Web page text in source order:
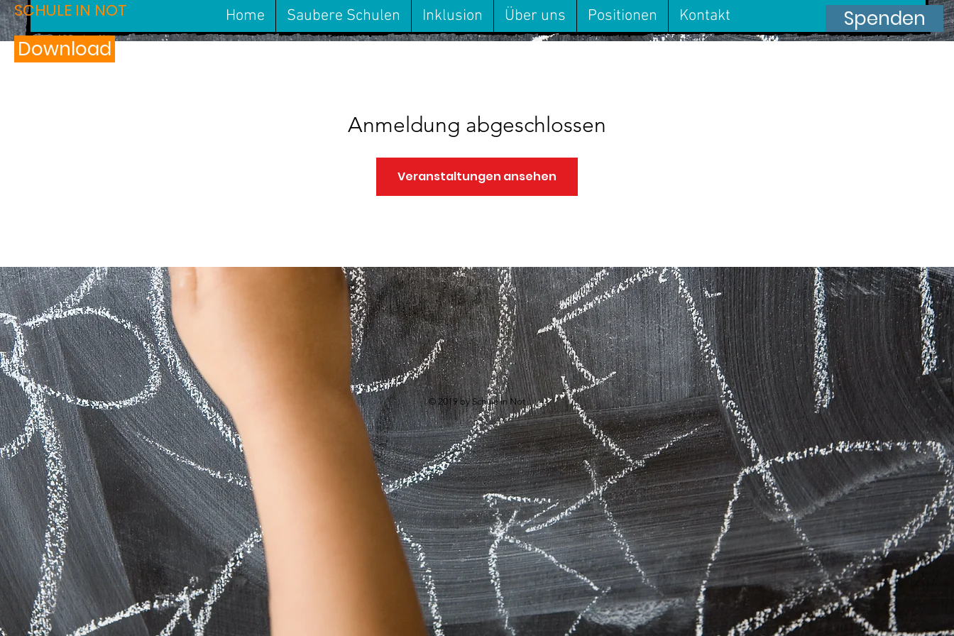
SCHULE IN NOT
Download
Spenden
Home Saubere Schulen Inklusion Über uns Positionen Kontakt
Anmeldung abgeschlossen
Veranstaltungen ansehen
© 2019 by Schule in Not